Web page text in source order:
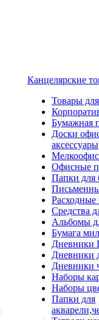
Канцелярские
Товары
Бумажная
Доски
аксессуары
Офисные
Папки для
Расходные
Средства
Альбомы
Бумага
Дневники
Дневники
Дневники
Наборы
Наборы
Папки для